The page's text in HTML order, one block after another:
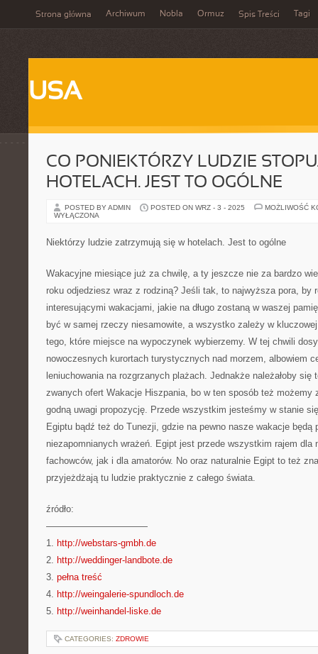
Strona główna Archiwum Nobla Ormuz Spis Treści Tagi
USA
CO PONIEKTÓRZY LUDZIE
HOTELACH. JEST TO OGÓLNE
POSTED BY ADMIN POSTED ON WRZ - 3 - 2025
MOŻLIWOŚĆ
WYŁĄCZONA
Niektórzy ludzie zatrzymują się w hotelach. Jest to ogólne
Wakacyjne miesiące już za chwilę, a ty jeszcze nie za bardzo
roku odjedziesz wraz z rodziną? Jeśli tak, to najwyższa pora, by
interesującymi wakacjami, jakie na długo zostaną w waszej
być w samej rzeczy niesamowite, a wszystko zależy w
tego, które miejsce na wypoczynek wybierzemy. W tej chwili
nowoczesnych kurortach turystycznych nad morzem, albowiem
leniuchowania na rozgrzanych plażach. Jednakże należałoby się
zwanych ofert Wakacje Hiszpania, bo w ten sposób też możemy
godną uwagi propozycję. Przede wszystkim jesteśmy w stanie
Egiptu bądź też do Tunezji, gdzie na pewno nasze wakacje będą
niezapomnianych wrażeń. Egipt jest przede wszystkim rajem dla
fachowców, jak i dla amatorów. No oraz naturalnie Egipt to też
przyjeżdżają tu ludzie praktycznie z całego świata.
źródło:
———————————
1. http://webstars-gmbh.de
2. http://weddinger-landbote.de
3. pełna treść
4. http://weingalerie-spundloch.de
5. http://weinhandel-liske.de
CATEGORIES: ZDROWIE